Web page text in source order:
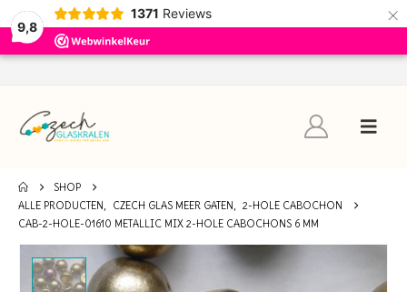
9,8
1371 Reviews ×
SHOP
ALLE PRODUCTEN, CZECH GLAS MEER GATEN, 2-HOLE CABOCHON
CAB-2-HOLE-01610 METALLIC MIX 2-HOLE CABOCHONS 6 MM